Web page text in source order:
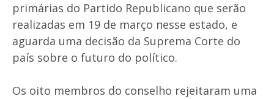
primárias do Partido Republicano que serão
realizadas em 19 de março nesse estado, e
aguarda uma decisão da Suprema Corte do
país sobre o futuro do político.
Os oito membros do conselho rejeitaram uma